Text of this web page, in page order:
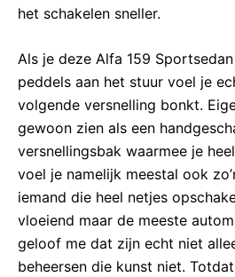
het schakelen sneller.
Als je deze Alfa 159
peddels aan het stuur voel je
volgende versnelling bonkt.
gewoon zien als een
versnellingsbak waarmee je
voel je namelijk meestal ook
iemand die heel netjes
vloeiend maar de meeste
geloof me dat zijn echt niet
beheersen die kunst niet.